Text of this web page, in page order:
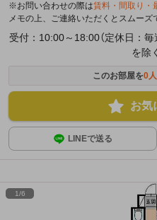
※お問い合わせの際は賃料・間取り・
メモの上、ご連絡いただくとスムーズ
受付：10:00～18:00（定休日：
を除
このお部屋を0
お気
LINEで送る
1/6